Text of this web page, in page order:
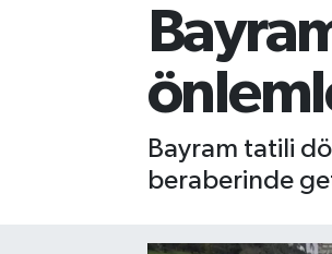
Bayram tatili
beraberinde
Van Trafik Yoğunluk Haritası
Süper Lig Puan Durumu ve
Son Dakika Haberleri
Haber Arşivi